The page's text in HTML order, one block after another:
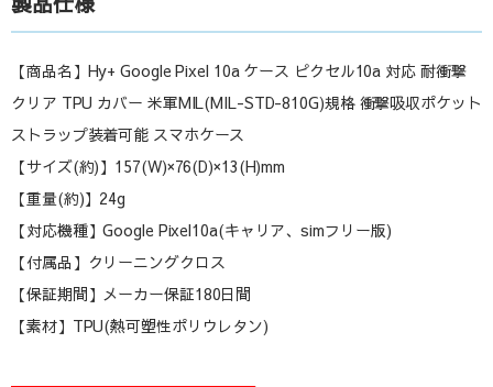
【商品名】Hy+ Google Pixel 10a ケース ピクセル10a 対応 耐衝撃
クリア TPU カバー 米軍MIL(MIL-STD-810G)規格 衝撃吸収ポケット
ストラップ装着可能 スマホケース
【サイズ(約)】157(W)×76(D)×13(H)mm
【重量(約)】24g
【対応機種】Google Pixel10a(キャリア、simフリー版)
【付属品】クリーニングクロス
【保証期間】メーカー保証180日間
【素材】TPU(熱可塑性ポリウレタン)